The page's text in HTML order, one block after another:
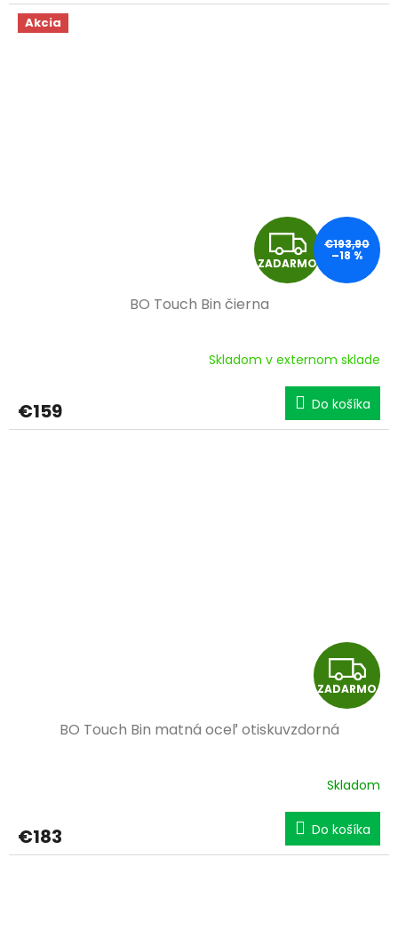
Akcia
Z
A
A
R
M
ZADARMO
€193,90
–18 %
BO Touch Bin čierna
Skladom v externom sklade
€159 Do košíka
Z
A
A
R
M
ZADARMO
BO Touch Bin matná oceľ otiskuvzdorná
Skladom
€183 Do košíka